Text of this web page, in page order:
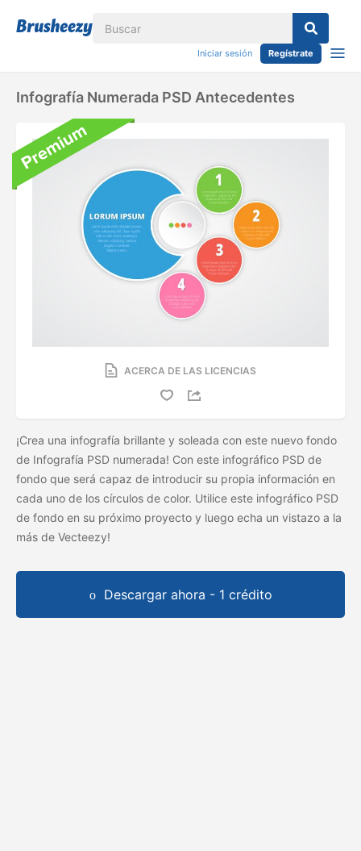
Iniciar sesión Regístrate
Infografía Numerada PSD Antecedentes
ACERCA DE LAS LICENCIAS
¡Crea una infografía brillante y soleada con este nuevo fondo
de Infografía PSD numerada! Con este infográfico PSD de
fondo que será capaz de introducir su propia información en
cada uno de los círculos de color. Utilice este infográfico PSD
de fondo en su próximo proyecto y luego echa un vistazo a la
más de Vecteezy!
Descargar ahora - 1 crédito